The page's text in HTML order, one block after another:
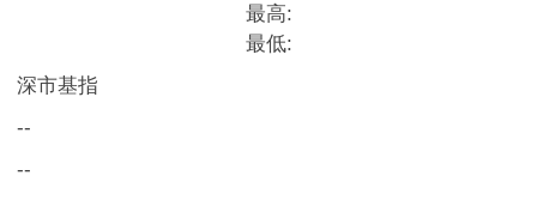
最高:
最低:
深市基指
--
--